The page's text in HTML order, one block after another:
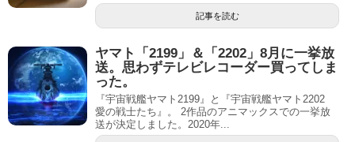
記事を読む
ヤマト「2199」＆「2202」8月に一挙放
送。思わずテレビレコーダー買ってしま
った。
『宇宙戦艦ヤマト2199』と『宇宙戦艦ヤマト2202
愛の戦士たち』。 2作品のアニマックスでの一挙放
送が決定しました。2020年...